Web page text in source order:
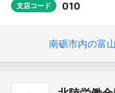
支店コード 010
南砺市内の富